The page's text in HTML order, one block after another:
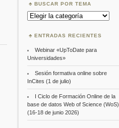
BUSCAR POR TEMA
Buscar
por
ENTRADAS RECIENTES
Webinar «UpToDate para
Universidades»
Sesión formativa online sobre
InCites (1 de julio)
I Ciclo de Formación Online de la
base de datos Web of Science (WoS)
(16-18 de junio 2026)